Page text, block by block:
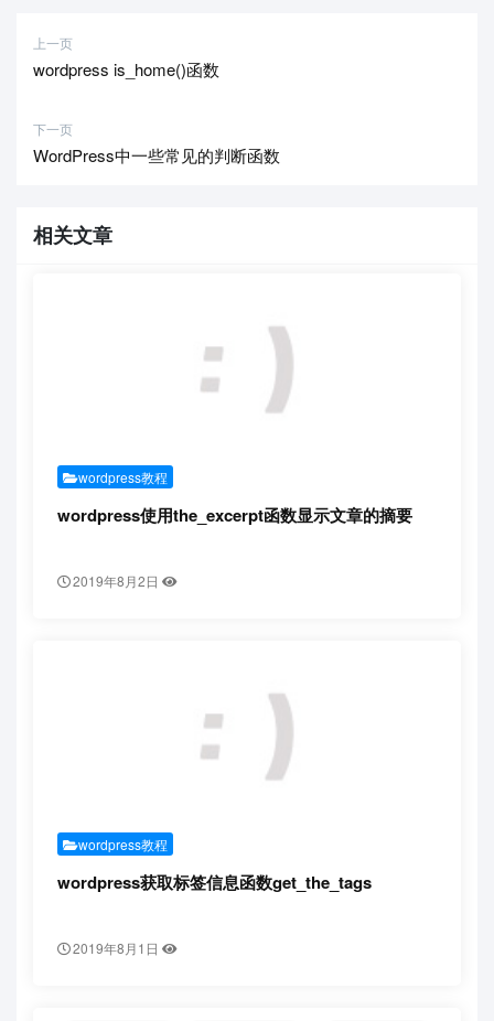
上一页
wordpress is_home()函数
下一页
WordPress中一些常见的判断函数
相关文章
wordpress教程
wordpress使用the_excerpt函数显示文章的摘要
2019年8月2日
wordpress教程
wordpress获取标签信息函数get_the_tags
2019年8月1日